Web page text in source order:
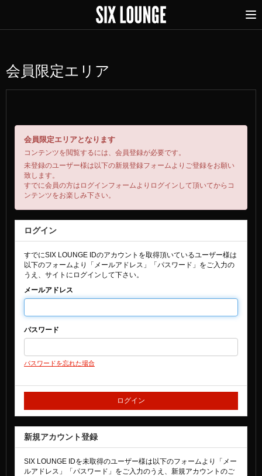
会員限定エリア
会員限定エリアとなります
コンテンツを閲覧するには、会員登録が必要です。
未登録のユーザー様は以下の新規登録フォームよりご登録をお願い
致します。
すでに会員の方はログインフォームよりログインして頂いてからコ
ンテンツをお楽しみ下さい。
ログイン
すでにSIX LOUNGE IDのアカウントを取得頂いているユーザー様は
以下のフォームより「メールアドレス」「パスワード」をご入力の
うえ、サイトにログインして下さい。
メールアドレス
パスワード
パスワードを忘れた場合
新規アカウント登録
SIX LOUNGE IDを未取得のユーザー様は以下のフォームより「メー
ルアドレス」「パスワード」をご入力のうえ、新規アカウントのご